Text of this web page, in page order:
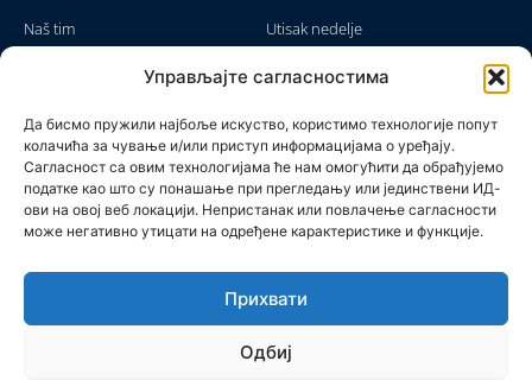
Управљајте сагласностима
Да бисмо пружили најбоље искуство, користимо технологије попут
колачића за чување и/или приступ информацијама о уређају.
Сагласност са овим технологијама ће нам омогућити да обрађујемо
податке као што су понашање при прегледању или јединствени ИД-
ови на овој веб локацији. Непристанак или повлачење сагласности
може негативно утицати на одређене карактеристике и функције.
Прихвати
Одбиј
Naš tim
Politika privatnosti
Kontakt
Utisak nedelje
Moram da kažem
Brojke i bajke
Ostale emisije
Pronađite nas